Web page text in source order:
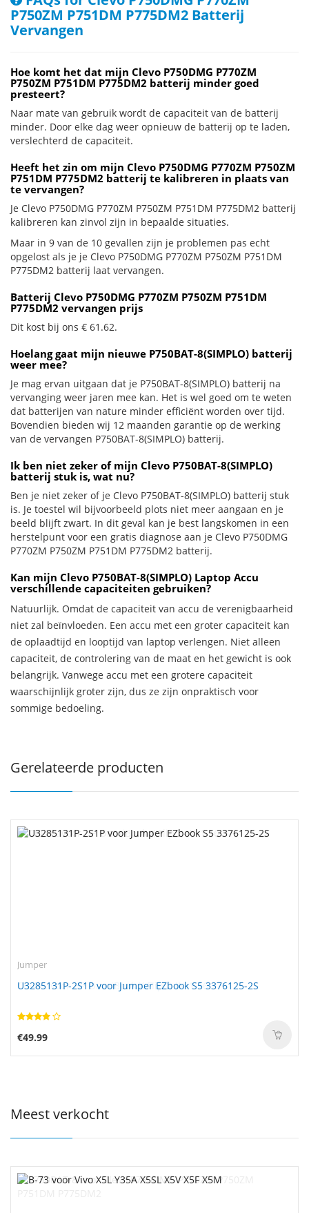
P750ZM P751DM P775DM2 Batterij
Vervangen
Hoe komt het dat mijn Clevo P750DMG P770ZM
P750ZM P751DM P775DM2 batterij minder goed
presteert?
Naar mate van gebruik wordt de capaciteit van de batterij
minder. Door elke dag weer opnieuw de batterij op te laden,
verslechterd de capaciteit.
Heeft het zin om mijn Clevo P750DMG P770ZM P750ZM
P751DM P775DM2 batterij te kalibreren in plaats van
te vervangen?
Je Clevo P750DMG P770ZM P750ZM P751DM P775DM2 batterij
kalibreren kan zinvol zijn in bepaalde situaties.
Maar in 9 van de 10 gevallen zijn je problemen pas echt
opgelost als je je Clevo P750DMG P770ZM P750ZM P751DM
P775DM2 batterij laat vervangen.
Batterij Clevo P750DMG P770ZM P750ZM P751DM
P775DM2 vervangen prijs
Dit kost bij ons € 61.62.
Hoelang gaat mijn nieuwe P750BAT-8(SIMPLO) batterij
weer mee?
Je mag ervan uitgaan dat je P750BAT-8(SIMPLO) batterij na
vervanging weer jaren mee kan. Het is wel goed om te weten
dat batterijen van nature minder efficiënt worden over tijd.
Bovendien bieden wij 12 maanden garantie op de werking
van de vervangen P750BAT-8(SIMPLO) batterij.
Ik ben niet zeker of mijn Clevo P750BAT-8(SIMPLO)
batterij stuk is, wat nu?
Ben je niet zeker of je Clevo P750BAT-8(SIMPLO) batterij stuk
is. Je toestel wil bijvoorbeeld plots niet meer aangaan en je
beeld blijft zwart. In dit geval kan je best langskomen in een
herstelpunt voor een gratis diagnose aan je Clevo P750DMG
P770ZM P750ZM P751DM P775DM2 batterij.
Kan mijn Clevo P750BAT-8(SIMPLO) Laptop Accu
verschillende capaciteiten gebruiken?
Natuurlijk. Omdat de capaciteit van accu de verenigbaarheid
niet zal beïnvloeden. Een accu met een groter capaciteit kan
de oplaadtijd en looptijd van laptop verlengen. Niet alleen
capaciteit, de controlering van de maat en het gewicht is ook
belangrijk. Vanwege accu met een grotere capaciteit
waarschijnlijk groter zijn, dus ze zijn onpraktisch voor
sommige bedoeling.
Gerelateerde producten
Jumper
U3285131P-2S1P voor Jumper EZbook S5 3376125-2S
€49.99
Meest verkocht